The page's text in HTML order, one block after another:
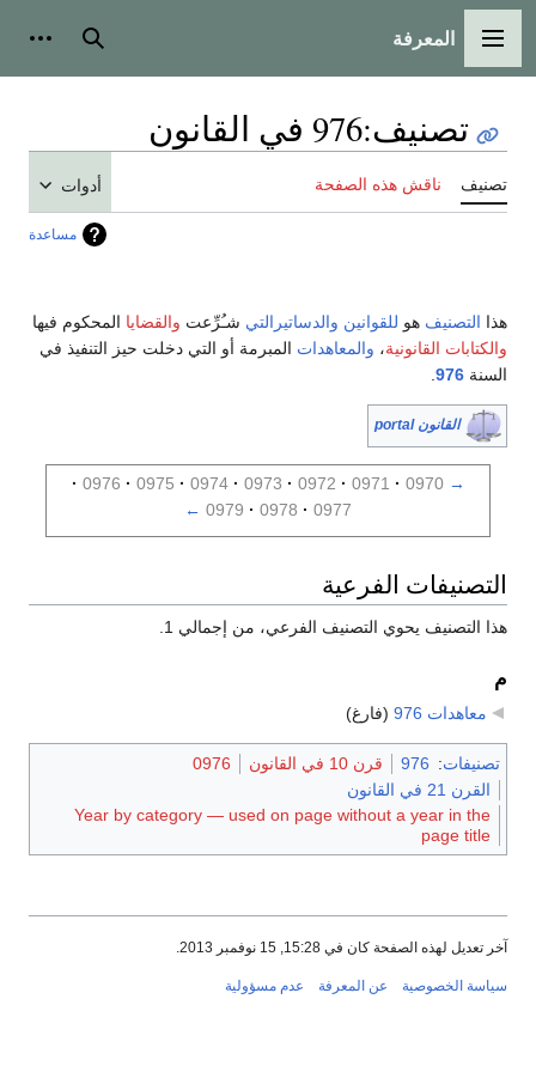
القائمة الرئيسية
المعرفة بحث
تصنيف:976 في القانون
تصنيف ناقش هذه الصفحة أدوات
مساعدة
هذا التصنيف هو للقوانين والدساتيرالتي شـُرِّعت والقضايا المحكوم فيها
والكتابات القانونية، والمعاهدات المبرمة أو التي دخلت حيز التنفيذ في
السنة 976
القانون portal
→
0970
0971
0972
0973
0974
0975
0976
0977
0978
0979
←
التصنيفات الفرعية
هذا التصنيف يحوي التصنيف الفرعي، من إجمالي 1.
م
معاهدات 976 (فارغ)
تصنيفات:
976 قرن 10 في القانون
0976
القرن 21 في القانون
Year by category — used on page without a year in the
page title
آخر تعديل لهذه الصفحة كان في 15:28, 15 نوفمبر 2013.
سياسة الخصوصية عن المعرفة عدم مسؤولية